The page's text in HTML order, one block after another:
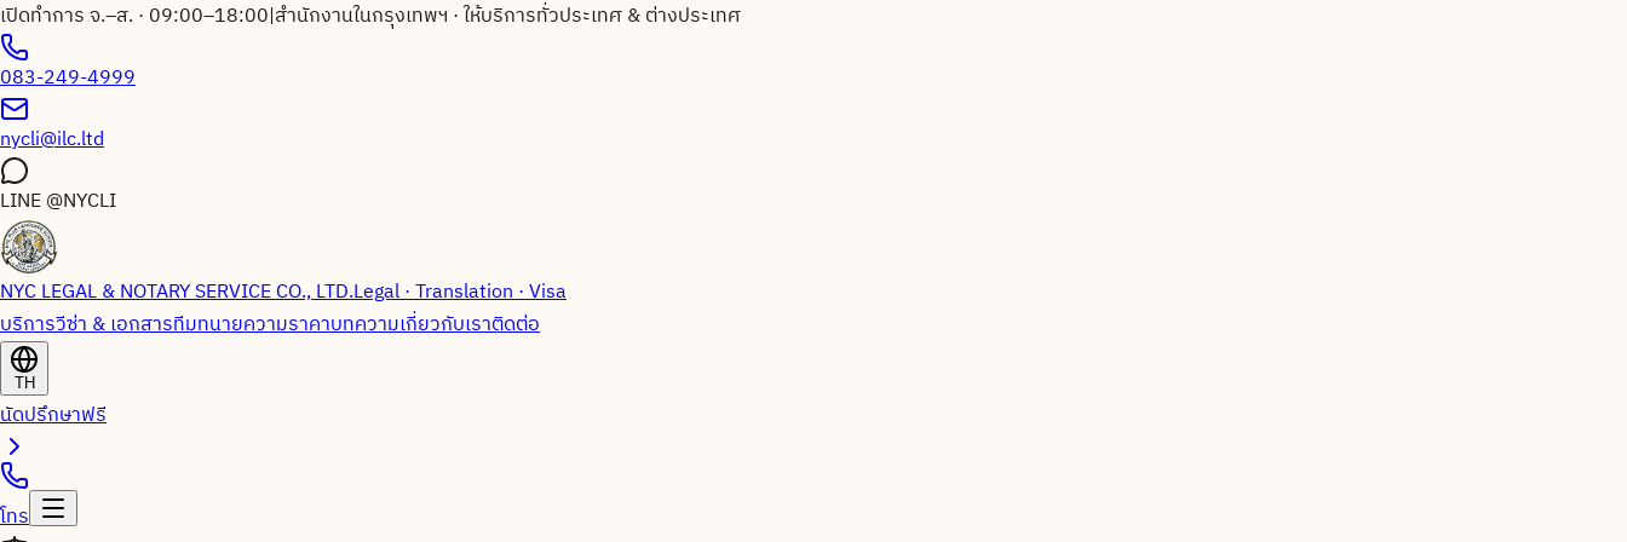
เปิดทำการ จ.–ส. · 09:00–18:00|สำนักงานในกรุงเทพฯ · ให้บริการทั่วประเทศ & ต่างประเทศ
083-249-4999
nycli@ilc.ltd
LINE@NYCLI
NYC LEGAL & NOTARY SERVICE CO., LTD.Legal · Translation · Visa
บริการวีซ่า & เอกสารทีมทนายความราคาบทความเกี่ยวกับเราติดต่อ
TH
นัดปรึกษาฟรี
โทร